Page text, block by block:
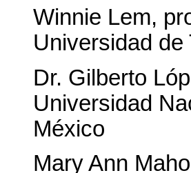
Winnie Lem,
Universidad de
Dr. Gilberto
Universidad
México
Mary Ann